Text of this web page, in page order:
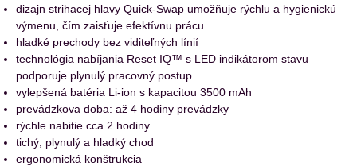
dizajn strihacej hlavy Quick-Swap umožňuje rýchlu a hygienickú
výmenu, čím zaisťuje efektívnu prácu
hladké prechody bez viditeľných línií
technológia nabíjania Reset IQ™ s LED indikátorom stavu
podporuje plynulý pracovný postup
vylepšená batéria Li‑ion s kapacitou 3500 mAh
prevádzkova doba: až 4 hodiny prevádzky
rýchle nabitie cca 2 hodiny
tichý, plynulý a hladký chod
ergonomická konštrukcia